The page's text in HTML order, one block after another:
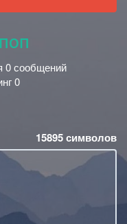
0 сообщений
0
15895символов